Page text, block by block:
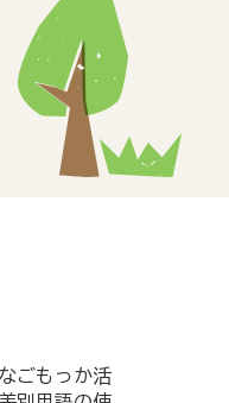
ごもっか活